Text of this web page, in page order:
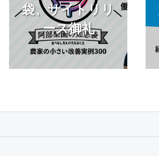
袋、サイトリリ
ース御礼